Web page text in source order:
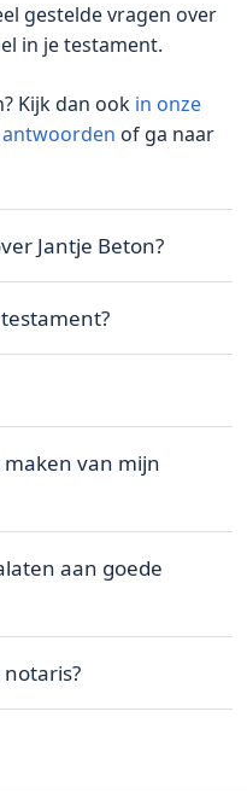
gestelde vragen over
in je testament.
Kijk dan ook in onze
of ga naar
Jantje Beton?
van mijn
aan goede